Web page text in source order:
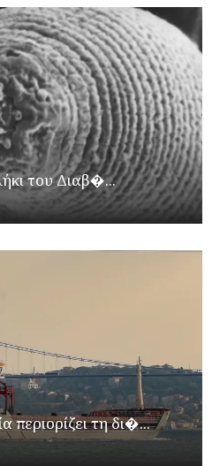
του Διαβ�...
τη δι�...